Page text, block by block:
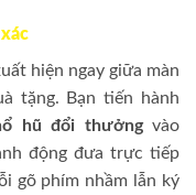
hiện ngay giữa màn
tặng. Bạn tiến hành
hũ đổi thưởngvào
động đưa trực tiếp
gõ phím nhầm lẫn ký